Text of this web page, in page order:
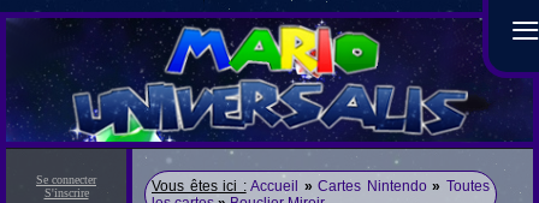
≡
Se connecter
S'inscrire
Vous êtes ici : Accueil » Cartes Nintendo » Toutes